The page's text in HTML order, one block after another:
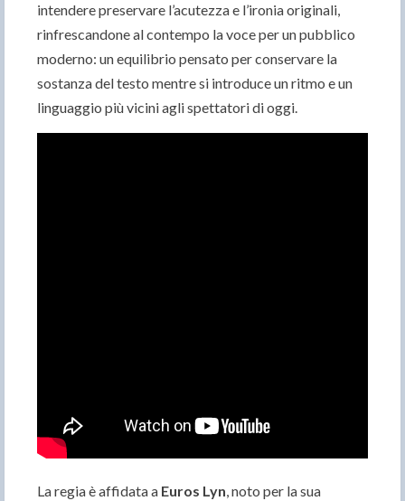
intendere preservare l’acutezza e l’ironia originali,
rinfrescandone al contempo la voce per un pubblico
moderno: un equilibrio pensato per conservare la
sostanza del testo mentre si introduce un ritmo e un
linguaggio più vicini agli spettatori di oggi.
La regia è affidata a Euros Lyn, noto per la sua